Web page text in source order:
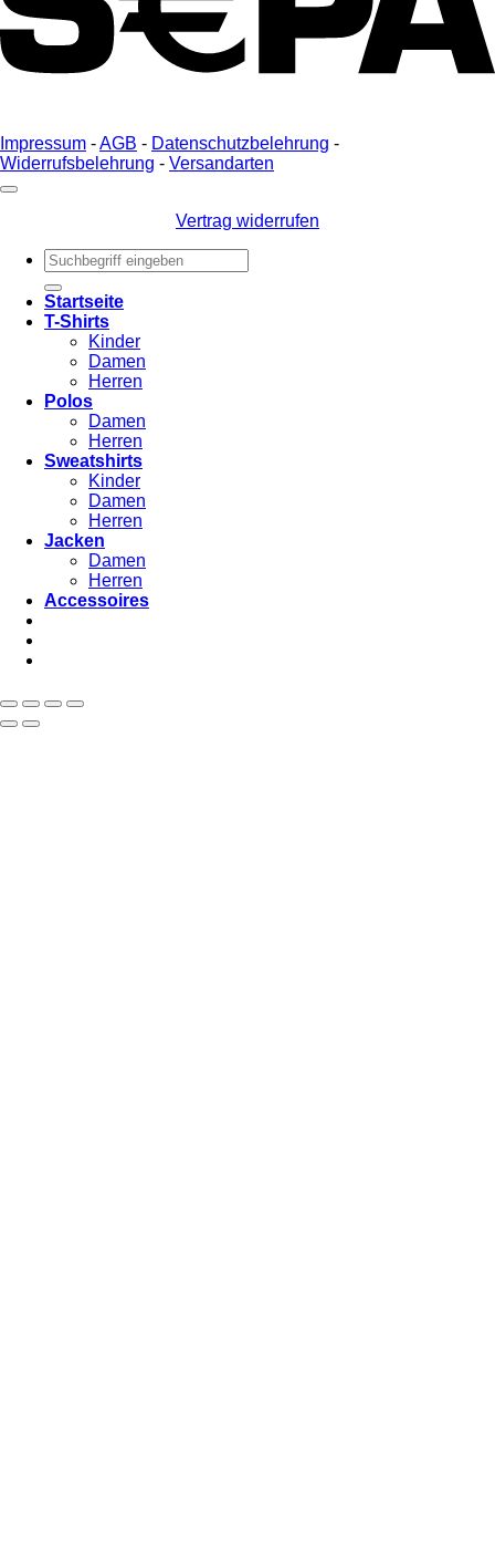
Impressum -AGB - Datenschutzbelehrung -
Widerrufsbelehrung - Versandarten
Vertrag widerrufen
Suche
nach:
Startseite
T-Shirts
Kinder
Damen
Herren
Polos
Damen
Herren
Sweatshirts
Kinder
Damen
Herren
Jacken
Damen
Herren
Accessoires